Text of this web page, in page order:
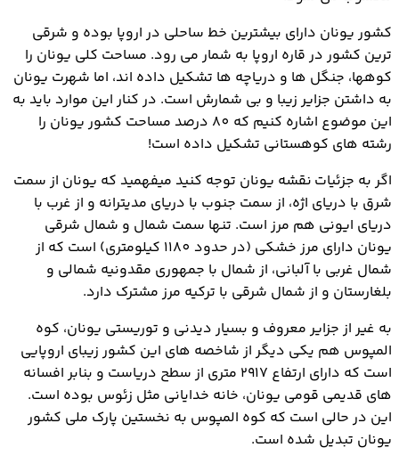
کشور یونان دارای بیشترین خط ساحلی در اروپا بوده و شرقی
ترین کشور در قاره اروپا به شمار می رود. مساحت کلی یونان را
کوهها، جنگل ها و دریاچه ها تشکیل داده اند، اما شهرت یونان
به داشتن جزایر زیبا و بی شمارش است. در کنار این موارد باید به
این موضوع اشاره کنیم که 80 درصد مساحت کشور یونان را
رشته های کوهستانی تشکیل داده است!
اگر به جزئیات نقشه یونان توجه کنید میفهمید که یونان از سمت
شرق با دریای اژه، از سمت جنوب با دریای مدیترانه و از غرب با
دریای ایونی هم مرز است. تنها سمت شمال و شمال شرقی
یونان دارای مرز خشکی (در حدود 1180 کیلومتری) است که از
شمال غربی با آلبانی، از شمال با جمهوری مقدونیه شمالی و
بلغارستان و از شمال شرقی با ترکیه مرز مشترک دارد.
به غیر از جزایر معروف و بسیار دیدنی و توریستی یونان، کوه
المپوس هم یکی دیگر از شاخصه های این کشور زیبای اروپایی
است که دارای ارتفاع 2917 متری از سطح دریاست و بنابر افسانه
های قدیمی قومی یونان، خانه خدایانی مثل زئوس بوده است.
این در حالی است که کوه المپوس به نخستین پارک ملی کشور
یونان تبدیل شده است.